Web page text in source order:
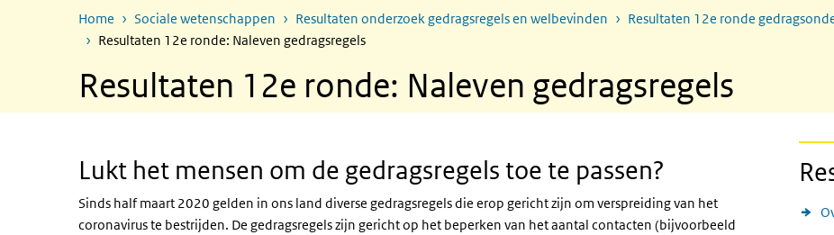
Home Sociale wetenschappen Resultaten onderzoek gedragsregels en welbevinden
Resultaten 12e ronde
Resultaten 12e ronde: Naleven gedragsregels
Resultaten 12e ronde: Naleven gedragsregels
Lukt het mensen om de gedragsregels toe te passen?
Sinds half maart 2020 gelden in ons land diverse gedragsregels die erop gericht zijn om verspreiding van het
coronavirus te bestrijden. De gedragsregels zijn gericht op het beperken van het aantal contacten (bijvoorbeeld